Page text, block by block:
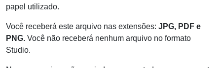
papel utilizado.
Você receberá este arquivo nas extensões: JPG, PDF e
PNG. Você não receberá nenhum arquivo no formato
Studio.